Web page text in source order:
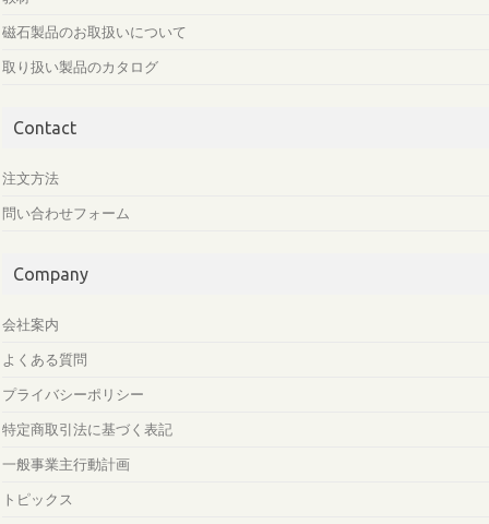
磁石製品のお取扱いについて
取り扱い製品のカタログ
Contact
注文方法
問い合わせフォーム
Company
会社案内
よくある質問
プライバシーポリシー
特定商取引法に基づく表記
一般事業主行動計画
トピックス